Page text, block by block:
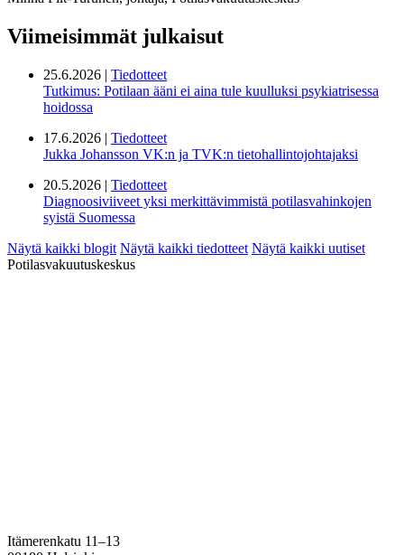
Viimeisimmät julkaisut
25.6.2026 | Tiedotteet
Tutkimus: Potilaan ääni ei aina tule kuulluksi psykiatrisessa
hoidossa
17.6.2026 | Tiedotteet
Jukka Johansson VK:n ja TVK:n tietohallintojohtajaksi
20.5.2026 | Tiedotteet
Diagnoosiviiveet yksi merkittävimmistä potilasvahinkojen
syistä Suomessa
Näytä kaikki blogit Näytä kaikki tiedotteet Näytä kaikki uutiset
Potilasvakuutuskeskus
Itämerenkatu 11–13